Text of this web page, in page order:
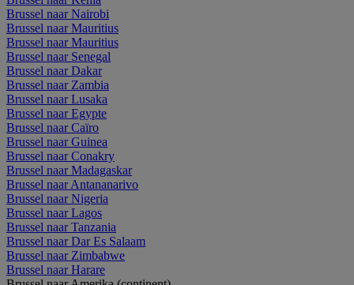
Brussel naar Nairobi
Brussel naar Mauritius
Brussel naar Mauritius
Brussel naar Senegal
Brussel naar Dakar
Brussel naar Zambia
Brussel naar Lusaka
Brussel naar Egypte
Brussel naar Caïro
Brussel naar Guinea
Brussel naar Conakry
Brussel naar Madagaskar
Brussel naar Antananarivo
Brussel naar Nigeria
Brussel naar Lagos
Brussel naar Tanzania
Brussel naar Dar Es Salaam
Brussel naar Zimbabwe
Brussel naar Harare